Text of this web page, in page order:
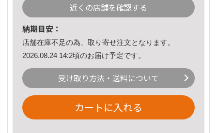
近くの店舗を確認する
納期目安：
店舗在庫不足の為、取り寄せ注文となります。
2026.08.24 14:2頃のお届け予定です。
受け取り方法・送料について
カートに入れる